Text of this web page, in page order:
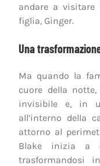
andare a visitare
figlia, Ginger.
Una
Ma quando la
cuore della
invisibile e, in
all’interno della
attorno al
Blake inizia a
trasformandosi